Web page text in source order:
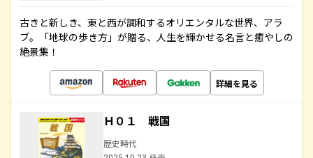
古きと新しき、東と西が調和するオリエンタルな世界、アラ
ブ。「地球の歩き方」が贈る、人生を輝かせる名言と癒やしの
絶景集！
詳細を見る
Ｈ０１ 戦国
歴史時代